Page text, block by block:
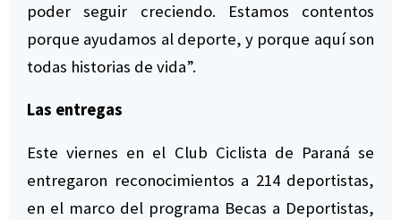
poder seguir creciendo. Estamos contentos
porque ayudamos al deporte, y porque aquí son
todas historias de vida”.
Las entregas
Este viernes en el Club Ciclista de Paraná se
entregaron reconocimientos a 214 deportistas,
en el marco del programa Becas a Deportistas,